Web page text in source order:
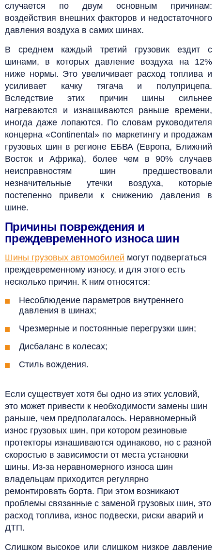
случается по двум основным причинам:
воздействия внешних факторов и недостаточного
давления воздуха в самих шинах.
В среднем каждый третий грузовик ездит с
шинами, в которых давление воздуха на 12%
ниже нормы. Это увеличивает расход топлива и
усиливает качку тягача и полуприцепа.
Вследствие этих причин шины сильнее
нагреваются и изнашиваются раньше времени,
иногда даже лопаются. По словам руководителя
концерна «Continental» по маркетингу и продажам
грузовых шин в регионе ЕБВА (Европа, Ближний
Восток и Африка), более чем в 90% случаев
неисправностям шин предшествовали
незначительные утечки воздуха, которые
постепенно привели к снижению давления в
шине.
Причины повреждения и
преждевременного износа шин
Шины грузовых автомобилей могут подвергаться
преждевременному износу, и для этого есть
несколько причин. К ним относятся:
Несоблюдение параметров внутреннего
давления в шинах;
Чрезмерные и постоянные перегрузки шин;
Дисбаланс в колесах;
Стиль вождения.
Если существует хотя бы одно из этих условий,
это может привести к необходимости замены шин
раньше, чем предполагалось. Неравномерный
износ грузовых шин, при котором резиновые
протекторы изнашиваются одинаково, но с разной
скоростью в зависимости от места установки
шины. Из-за неравномерного износа шин
владельцам приходится регулярно
ремонтировать борта. При этом возникают
проблемы связанные с заменой грузовых шин, это
расход топлива, износ подвески, риски аварий и
ДТП.
Слишком высокое или слишком низкое давление